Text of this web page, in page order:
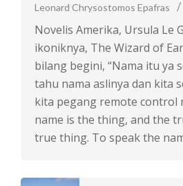
Leonard Chrysostomos Epafras
Novelis Amerika, Ursula Le
ikoniknya, The Wizard of
bilang begini, “Nama itu ya
tahu nama aslinya dan kita
kita pegang remote control
name is the thing, and the
true thing. To speak the